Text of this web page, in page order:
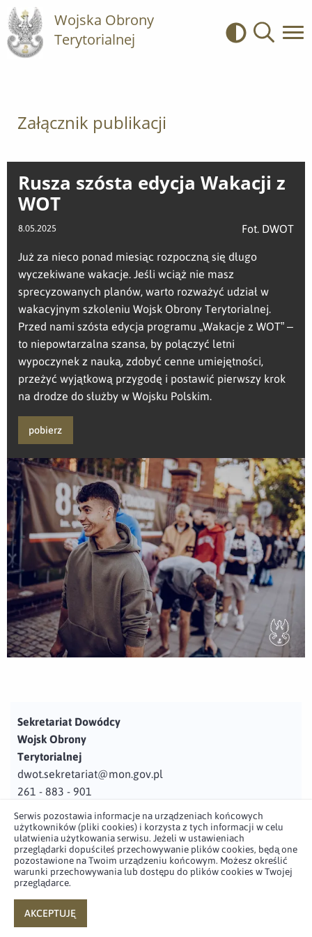
Wojska Obrony
Terytorialnej
Kontrast
Załącznik publikacji
Rusza szósta edycja Wakacji z
WOT
8.05.2025 Fot. DWOT
Już za nieco ponad miesiąc rozpoczną się długo
wyczekiwane wakacje. Jeśli wciąż nie masz
sprecyzowanych planów, warto rozważyć udział w
wakacyjnym szkoleniu Wojsk Obrony Terytorialnej.
Przed nami szósta edycja programu „Wakacje z WOT” –
to niepowtarzalna szansa, by połączyć letni
wypoczynek z nauką, zdobyć cenne umiejętności,
przeżyć wyjątkową przygodę i postawić pierwszy krok
na drodze do służby w Wojsku Polskim.
pobierz
Sekretariat Dowódcy
Wojsk Obrony
Terytorialnej
dwot.sekretariat@mon.gov.pl
261 - 883 - 901
Adres
ul. Juzistek 2
05-131 Zegrze
Profil użytkownika w serwisie
Profil użytkownika w serwisie
Serwis pozostawia informacje na urządzeniach końcowych
użytkowników (pliki cookies) i korzysta z tych informacji w celu
ułatwienia użytkowania serwisu. Jeżeli w ustawieniach
przeglądarki dopuściłeś przechowywanie plików cookies, będą one
pozostawione na Twoim urządzeniu końcowym. Możesz określić
warunki przechowywania lub dostępu do plików cookies w Twojej
przeglądarce.
AKCEPTUJĘ